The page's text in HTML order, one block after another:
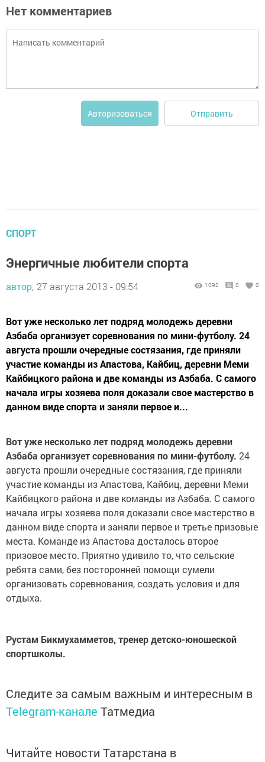
Нет комментариев
Авторизоваться Отправить
СПОРТ
Энергичные любители спорта
автор, 27 августа 2013 - 09:54 1092 0 0
Вот уже несколько лет подряд молодежь деревни
Азбаба организует соревнования по мини-футболу. 24
августа прошли очередные состязания, где приняли
участие команды из Апастова, Кайбиц, деревни Меми
Кайбицкого района и две команды из Азбаба. С самого
начала игры хозяева поля доказали свое мастерство в
данном виде спорта и заняли первое и...
Вот уже несколько лет подряд молодежь деревни
Азбаба организует соревнования по мини-футболу. 24
августа прошли очередные состязания, где приняли
участие команды из Апастова, Кайбиц, деревни Меми
Кайбицкого района и две команды из Азбаба. С самого
начала игры хозяева поля доказали свое мастерство в
данном виде спорта и заняли первое и третье призовые
места. Команде из Апастова досталось второе
призовое место. Приятно удивило то, что сельские
ребята сами, без посторонней помощи сумели
организовать соревнования, создать условия и для
отдыха.
Рустам Бикмухамметов, тренер детско-юношеской
спортшколы.
Следите за самым важным и интересным в
Telegram-канале Татмедиа
Читайте новости Татарстана в